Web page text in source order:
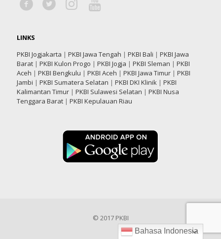
LINKS
PKBI Jogjakarta | PKBI Jawa Tengah | PKBI Bali | PKBI Jawa
Barat| PKBI Kulon Progo | PKBI Jogja | PKBI Sleman | PKBI
Aceh | PKBI Bengkulu | PKBI Aceh | PKBI Jawa Timur| PKBI
Jambi | PKBI Sumatera Selatan | PKBI DKI Klinik| PKBI
Kalimantan Timur| PKBI Sulawesi Selatan | PKBI Nusa
Tenggara Barat| PKBI Kepulauan Riau
© 2017 PKBI
Bahasa Indonesia